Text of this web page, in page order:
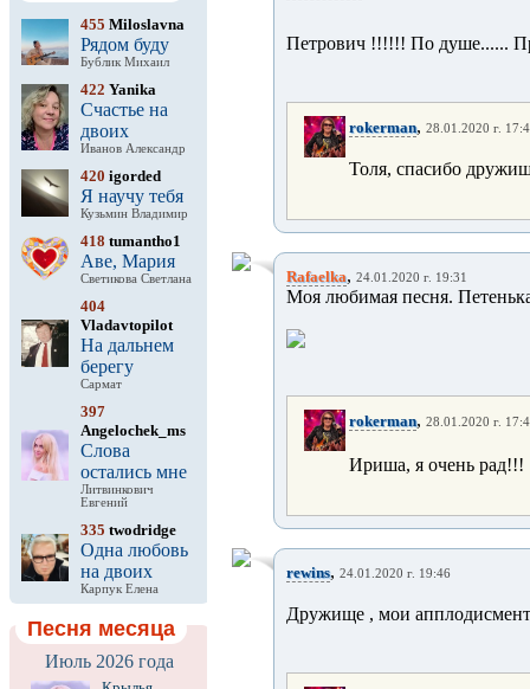
455 Miloslavna
Рядом буду
Бублик Михаил
422 Yanika
Счастье на
двоих
Иванов Александр
420 igorded
Я научу тебя
Кузьмин Владимир
418 tumantho1
Аве, Мария
Светикова Светлана
404
Vladavtopilot
На дальнем
берегу
Сармат
397
Angelochek_ms
Слова
остались мне
Литвинкович
Евгений
335 twodridge
Одна любовь
на двоих
Карпук Елена
Песня месяца
Июль 2026 года
Петрович !!!!!! По душе......
rokerman, 28.01.2020 г.
Толя, спасибо
Rafaelka, 24.01.2020 г. 19:31
Моя любимая песня.
rokerman, 28.01.2020 г.
Ириша, я очень рад!!!
rewins, 24.01.2020 г. 19:46
Дружище , мои